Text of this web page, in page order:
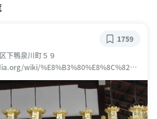
下鴨泉川町５９
wiki/%E8%B3%80%E8%8C%82%E
1759